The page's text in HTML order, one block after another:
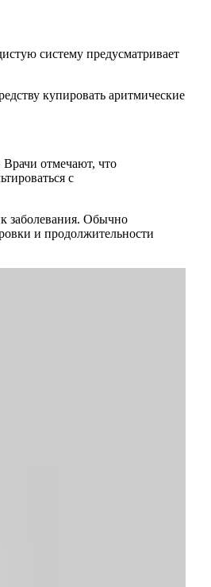
систему предусматривает
купировать аритмические
Врачи отмечают, что
с
заболевания. Обычно
и продолжительности